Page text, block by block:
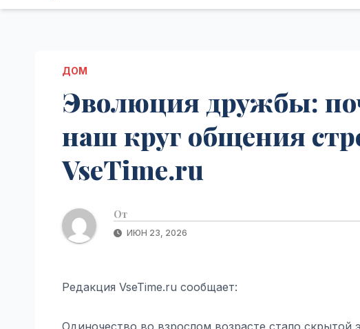
ДОМ
Эволюция дружбы:
наш круг общения
VseTime.ru
От
ИЮН 23, 2026
Редакция VseTime.ru сообщает:
Одиночество во взрослом возрасте стало